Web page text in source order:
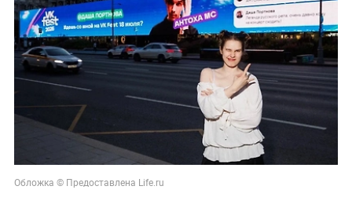
Обложка © Предоставлена Life.ru